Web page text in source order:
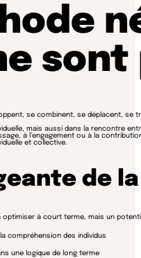
sont
se combinent, se déplacent, se
mais aussi dans la rencontre
à l’engagement ou à la
et collective.
de
à court terme, mais un
compréhension des individus
une logique de long terme